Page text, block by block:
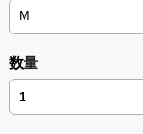
数量